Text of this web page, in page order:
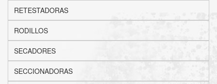
RETESTADORAS
RODILLOS
SECADORES
SECCIONADORAS